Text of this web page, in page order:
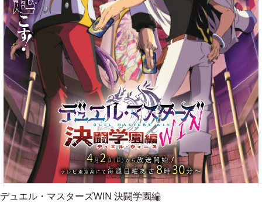
デュエル・マスターズWIN 決闘学園編